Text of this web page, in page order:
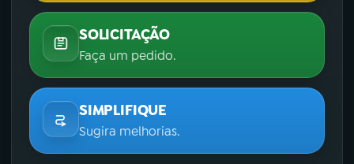
SOLICITAÇÃO
Faça um pedido.
SIMPLIFIQUE
Sugira melhorias.